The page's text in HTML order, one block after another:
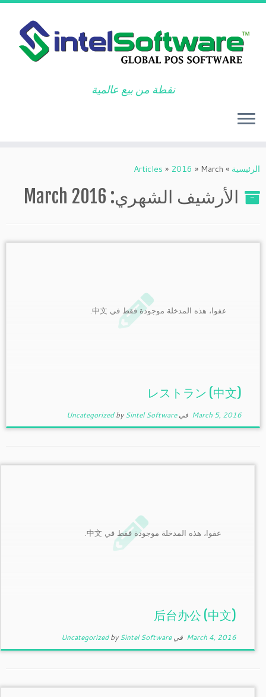
to
نقطة من بيع عالمية
الرئيسية »
Articles » 2016 » March
الأرشيف الشهري: March 2016
عفوا، هذه المدخلة موجودة فقط في 中文.
(中文) レストラン
March 5, 2016 في UncategorizedbySintel Software
عفوا، هذه المدخلة موجودة فقط في 中文.
(中文) 后台办公
March 4, 2016 في UncategorizedbySintel Software